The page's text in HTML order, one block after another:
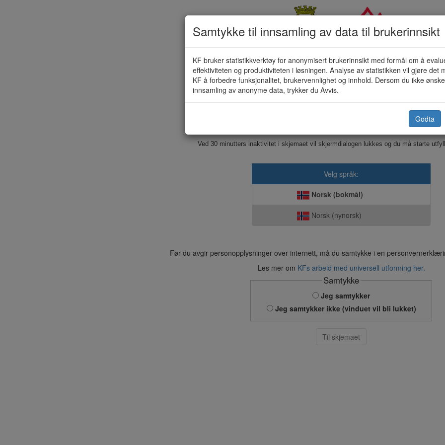
Skatteattest - melding om (KF-
Dette skjemaet sendes elektronisk til kommunen.
Ved 30 minutters inaktivitet i skjemaet vil skjermdialogen lukkes og du må starte
Velg språk:
Norsk (bokmål)
Norsk (nynorsk)
Før du avgir personopplysninger over internett, må du samtykke i en
Les mer om KFs arbeid med universell utforming her.
Samtykke
Jeg samtykker
Jeg samtykker ikke (vinduet vil bli lukket)
Til skjemaet
Samtykke til innsamling av data til brukerinnsikt
KF bruker statistikkverktøy for anonymisert brukerinnsikt med formål om å
effektiviteten og produktiviteten i løsningen. Analyse av statistikken vil gjøre det
KF å forbedre funksjonalitet, brukervennlighet og innhold. Dersom du ikke
innsamling av anonyme data, trykker du Avvis.
Godta